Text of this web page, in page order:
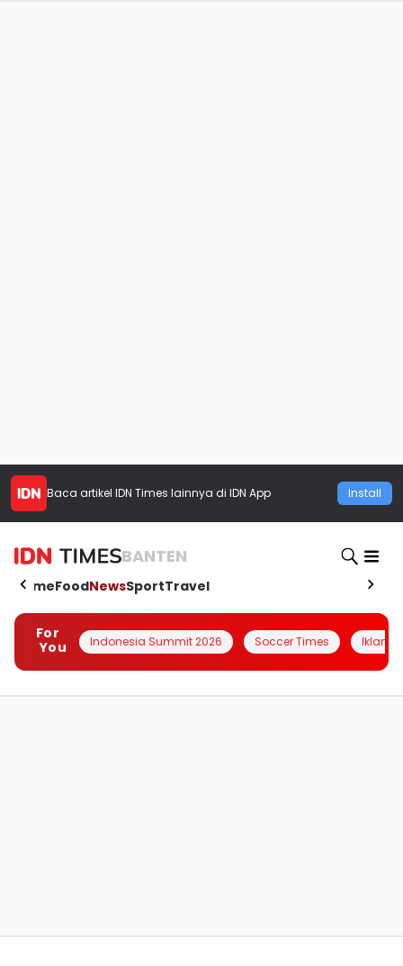
Baca artikel IDN Times lainnya di IDN App Install
BANTEN
HomeFoodNewsSportTravel
For
You
Indonesia Summit 2026 Soccer Times Iklanin